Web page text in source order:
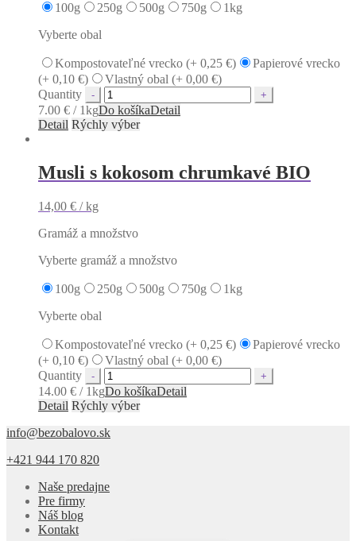
100g 250g 500g 750g
1kg
Vyberte obal
Kompostovateľné vrecko (+ 0,25 €)
Papierové vrecko
(+ 0,10 €) Vlastný obal (+ 0,00 €)
Quantity
7.00 € / 1kgDo košíkaDetail
Detail Rýchly výber
Musli s kokosom chrumkavé BIO
14,00 € / kg
Gramáž a množstvo
Vyberte gramáž a množstvo
100g 250g 500g 750g
1kg
Vyberte obal
Kompostovateľné vrecko (+ 0,25 €)
Papierové vrecko
(+ 0,10 €) Vlastný obal (+ 0,00 €)
Quantity
14.00 € / 1kgDo košíkaDetail
Detail Rýchly výber
info@bezobalovo.sk
+421 944 170 820
Naše predajne
Pre firmy
Náš blog
Kontakt